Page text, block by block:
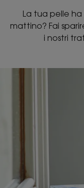
La tua pelle
mattino? Fai
i nostri